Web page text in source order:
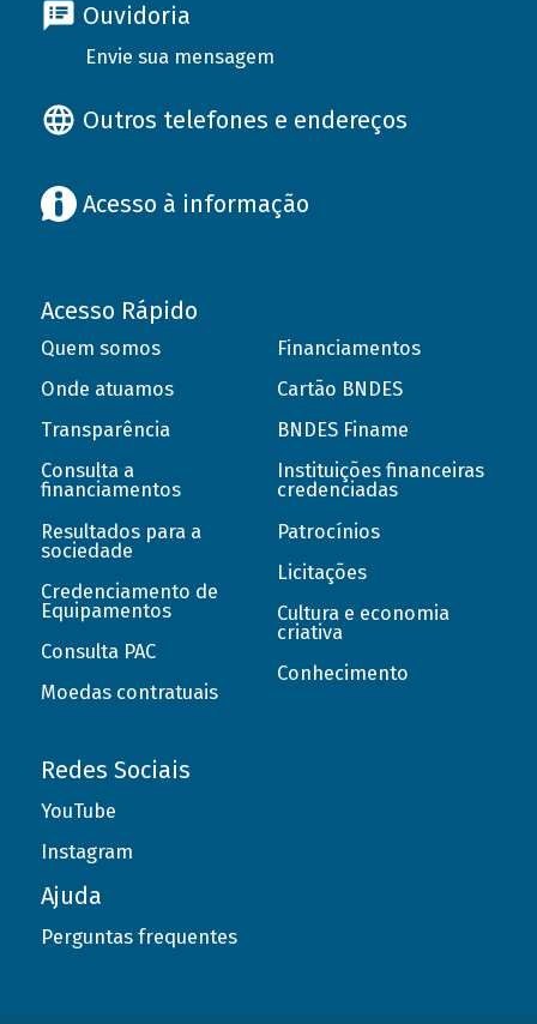
Ouvidoria
Envie sua mensagem
Outros telefones e endereços
Acesso à informação
Acesso Rápido
Quem somos
Onde atuamos
Transparência
Consulta a
financiamentos
Resultados para a
sociedade
Credenciamento de
Equipamentos
Consulta PAC
Moedas contratuais
Financiamentos
Cartão BNDES
BNDES Finame
Instituições financeiras
credenciadas
Patrocínios
Licitações
Cultura e economia
criativa
Conhecimento
Redes Sociais
YouTube
Instagram
Ajuda
Perguntas frequentes